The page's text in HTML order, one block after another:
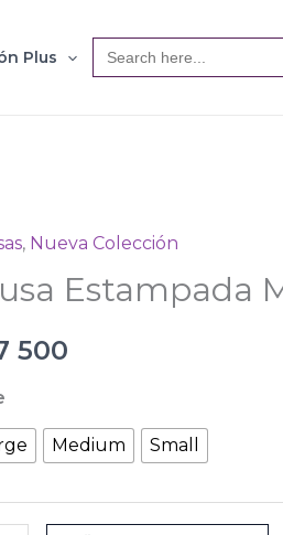
Plus
Search
for:
, Nueva Colección
Estampada
500
Medium Small